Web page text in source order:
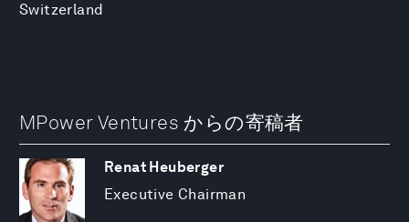
Switzerland
MPower Ventures からの寄稿者
Renat Heuberger
Executive Chairman